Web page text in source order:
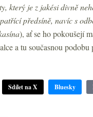
který je z jakési divně
předsíně, navíc s
), ať se ho pokoušejí
a tu současnou
Sdílet na X Bluesky